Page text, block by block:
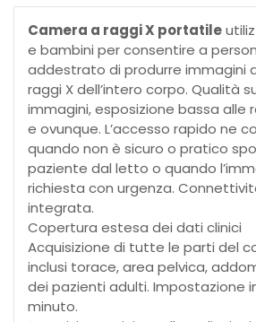
Camera a raggi X portatile
e bambini per consentire a
addestrato di produrre immagini
raggi X dell’intero corpo. Qualità
immagini, esposizione bassa alle
e ovunque. L’accesso rapido ne
quando non è sicuro o pratico
paziente dal letto o quando
richiesta con urgenza.
integrata.
Copertura estesa dei dati clinici
Acquisizione di tutte le parti del
inclusi torace, area pelvica,
dei pazienti adulti. Impostazione
minuto.